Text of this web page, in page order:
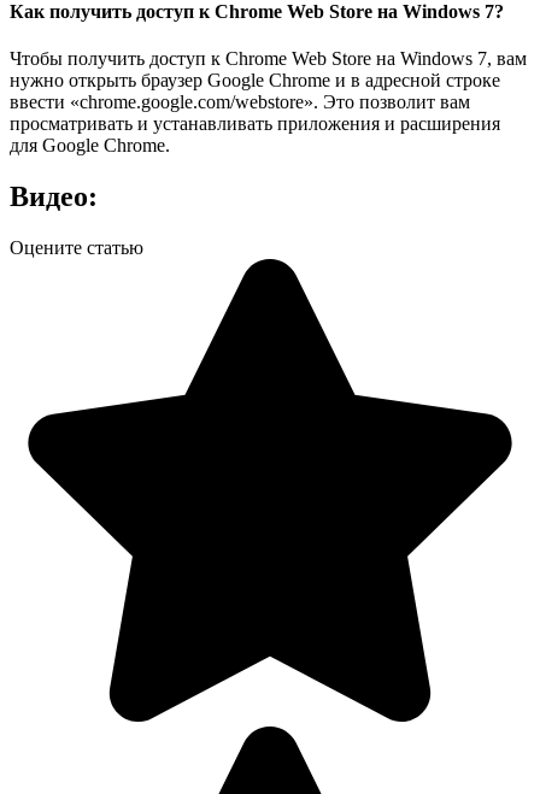
Как получить доступ к Chrome Web Store на Windows 7?
Чтобы получить доступ к Chrome Web Store на Windows 7, вам
нужно открыть браузер Google Chrome и в адресной строке
ввести «chrome.google.com/webstore». Это позволит вам
просматривать и устанавливать приложения и расширения
для Google Chrome.
Видео:
Оцените статью